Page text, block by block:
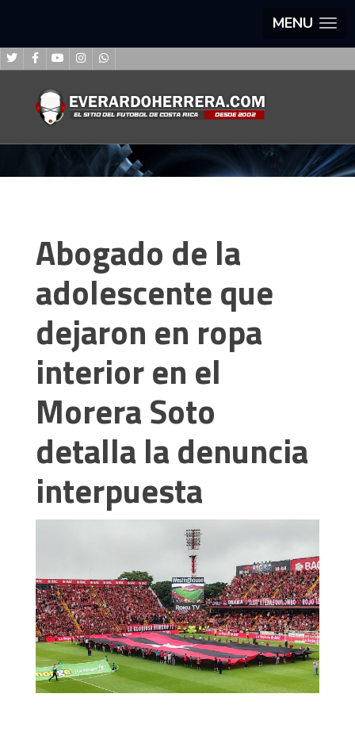
MENU
Abogado de la
adolescente que
dejaron en ropa
interior en el
Morera Soto
detalla la denuncia
interpuesta